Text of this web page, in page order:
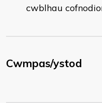
cwblhau
Cwmpas/ystod